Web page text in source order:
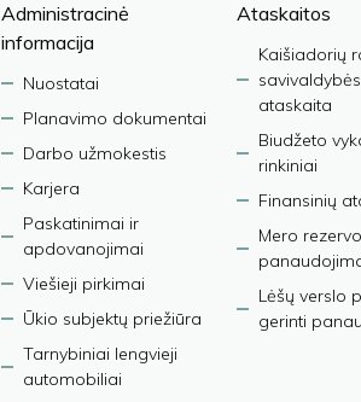
Administracinė
informacija
Nuostatai
Planavimo dokumentai
Darbo užmokestis
Karjera
Paskatinimai ir
apdovanojimai
Viešieji pirkimai
Ūkio subjektų priežiūra
Tarnybiniai lengvieji
automobiliai
Ataskaitos
Kaišiadorių
ataskaita
Biudžeto
rinkiniai
Finansinių
Mero
Lėšų verslo
gerinti